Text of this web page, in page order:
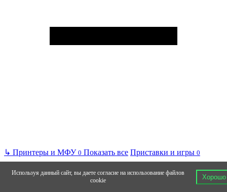
↳ Принтеры и МФУ 0 Показать все Приставки и игры 0
Используя данный сайт, вы даете согласие на использование файлов
cookie
Хорошо